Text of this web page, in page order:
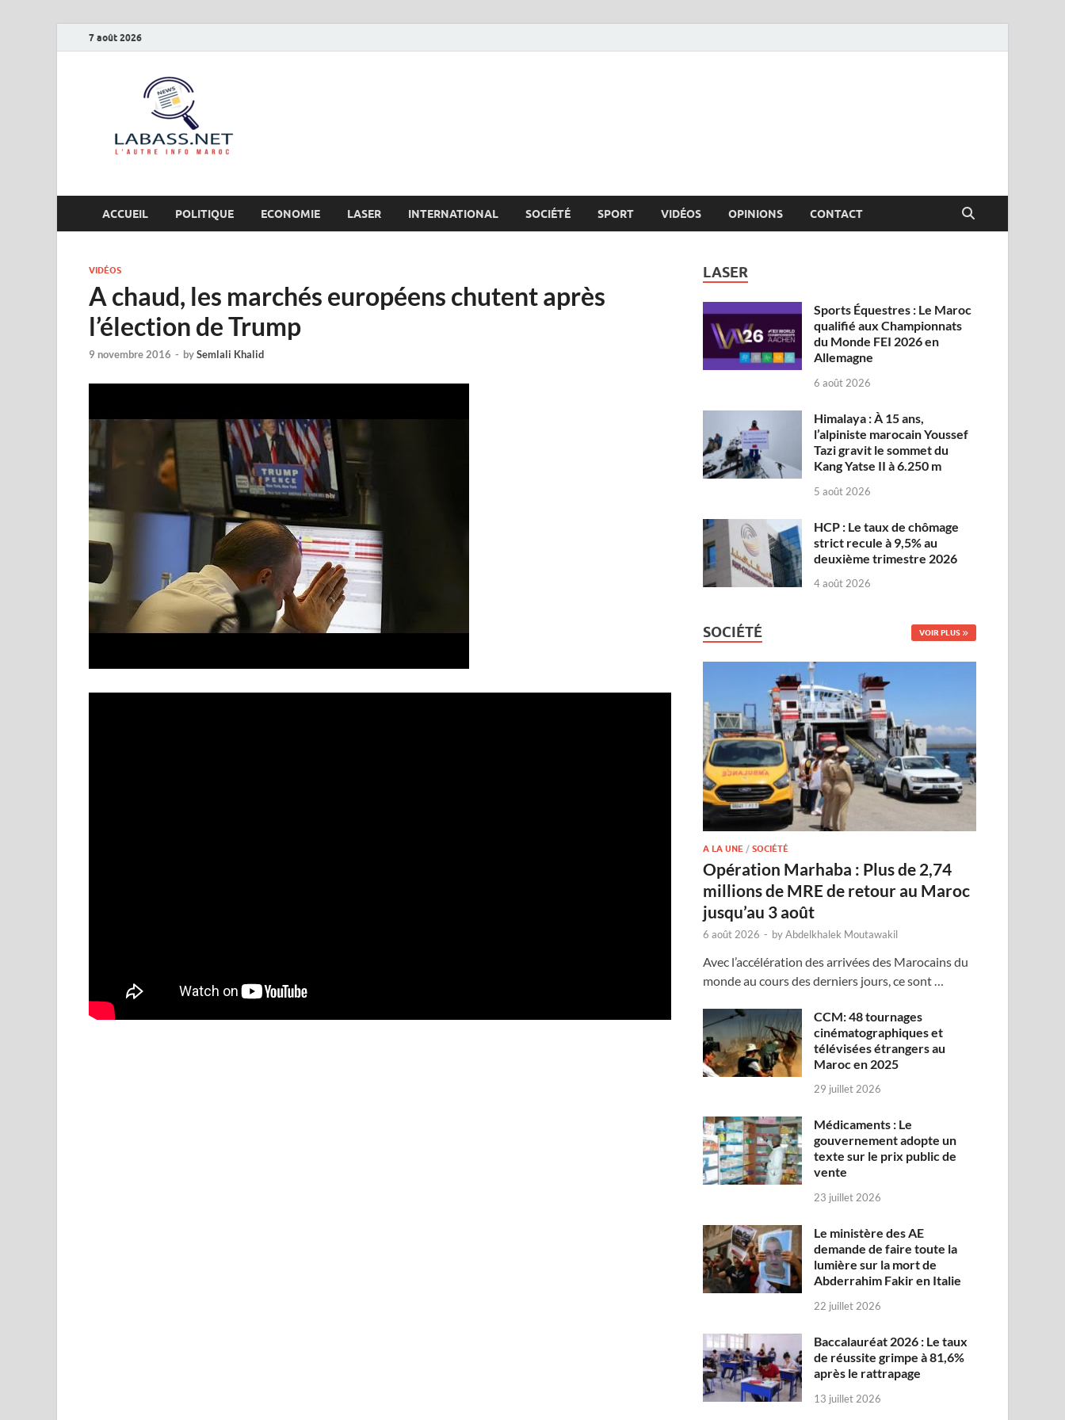
7 août 2026
ACCUEIL POLITIQUE ECONOMIE LASER INTERNATIONAL SOCIÉTÉ SPORT VIDÉOS OPINIONS CONTACT
VIDÉOS
A chaud, les marchés européens chutent après
l’élection de Trump
9 novembre 2016 - bySemlali Khalid
LASER
Sports Équestres : Le Maroc
qualifié aux Championnats
du Monde FEI 2026 en
Allemagne
6 août 2026
Himalaya : À 15 ans,
l’alpiniste marocain Youssef
Tazi gravit le sommet du
Kang Yatse II à 6.250 m
5 août 2026
HCP : Le taux de chômage
strict recule à 9,5% au
deuxième trimestre 2026
4 août 2026
SOCIÉTÉ VOIR PLUS
A LA UNE /SOCIÉTÉ
Opération Marhaba : Plus de 2,74
millions de MRE de retour au Maroc
jusqu’au 3 août
6 août 2026 - byAbdelkhalek Moutawakil
Avec l’accélération des arrivées des Marocains du
monde au cours des derniers jours, ce sont …
CCM: 48 tournages
cinématographiques et
télévisées étrangers au
Maroc en 2025
29 juillet 2026
Médicaments : Le
gouvernement adopte un
texte sur le prix public de
vente
23 juillet 2026
Le ministère des AE
demande de faire toute la
lumière sur la mort de
Abderrahim Fakir en Italie
22 juillet 2026
Baccalauréat 2026 : Le taux
de réussite grimpe à 81,6%
après le rattrapage
13 juillet 2026